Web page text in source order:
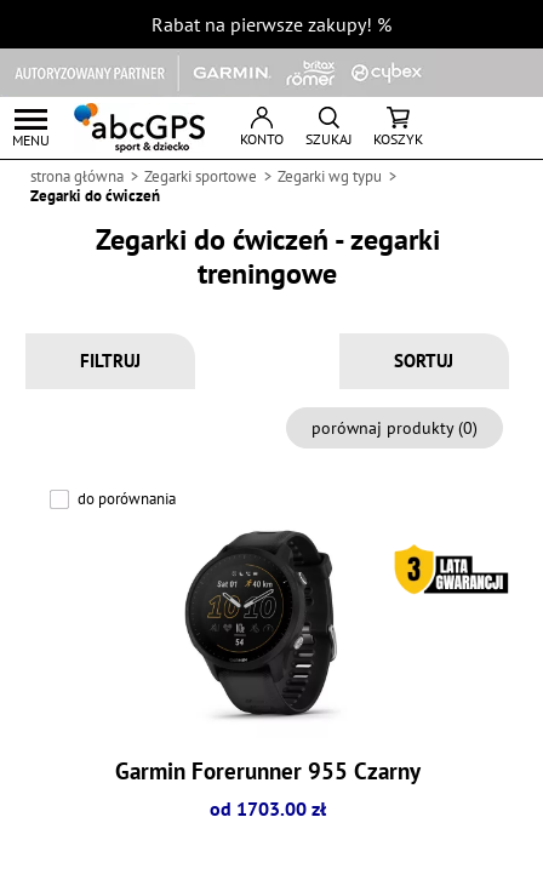
Rabat na pierwsze zakupy! %
MENU KONTO SZUKAJ KOSZYK
strona główna Zegarki sportowe
Zegarki wg typu
Zegarki do ćwiczeń
Zegarki do ćwiczeń - zegarki
treningowe
FILTRUJ
porównaj produkty (0)
do porównania
Garmin Forerunner 955 Czarny
od 1703.00 zł